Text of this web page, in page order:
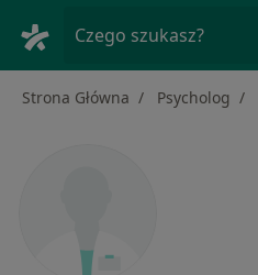
Czego szukasz?
Strona Główna Psycholog